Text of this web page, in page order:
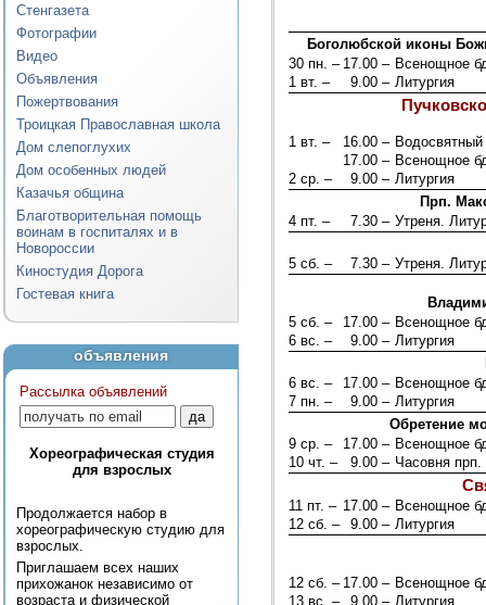
Стенгазета
Фотографии
Видео
Объявления
Пожертвования
Троицкая Православная школа
Дом слепоглухих
Дом особенных людей
Казачья община
Благотворительная помощь
воинам в госпиталях и в
Новороссии
Киностудия Дорога
Гостевая книга
объявления
Рассылка объявлений
Хореографическая студия
для взрослых
Продолжается набор в
хореографическую студию для
взрослых.
Приглашаем всех наших
прихожанок независимо от
возраста и физической
Боголюбской иконы
30 пн. – 17.00 – Всенощное
1 вт. –
9.00 – Литургия
1 вт. – 16.00 –
17.00 – Всенощное
2 ср. –
9.00 – Литургия
Прп.
4 пт. –
7.30 – Утреня.
5 сб. – 7.30 – Утреня.
5 сб. –
17.00 – Всенощное
6 вс. –
9.00 – Литургия
6 вс. –
17.00 – Всенощное
7 пн. –
9.00 – Литургия
Обретение
9 ср. –
17.00 – Всенощное
10 чт. –
9.00 – Часовня
11 пт. – 17.00 – Всенощное
12 сб. –
9.00 – Литургия
12 сб. – 17.00 – Всенощное
13 вс. –
9.00 – Литургия